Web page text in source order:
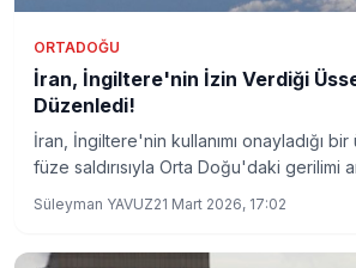
ORTADOĞU
İran, İngiltere'nin İzin Verdiği Üsse
Düzenledi!
İran, İngiltere'nin kullanımı onayladığı
füze saldırısıyla Orta Doğu'daki gerilimi
insansız hava aracı saldırılarına maruz
Süleyman YAVUZ21 Mart 2026, 17:02